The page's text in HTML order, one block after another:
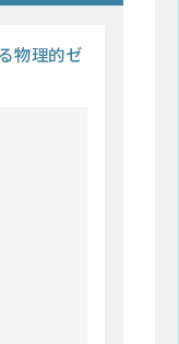
物理的ゼ